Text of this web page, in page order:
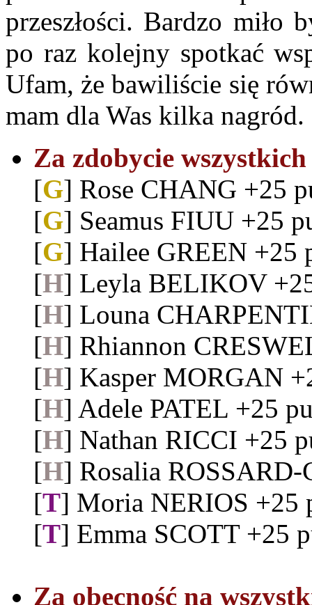
przeszłości. Bardzo miło
po raz kolejny spotkać
Ufam, że bawiliście się
mam dla Was kilka nagród.
Za zdobycie
[G] Rose CHANG +25
[G] Seamus FIUU +25
[G] Hailee GREEN +25
[H] Leyla BELIKOV
[H] Louna
[H] Rhiannon
[H] Kasper MORGAN
[H] Adele PATEL +25
[H] Nathan RICCI +25
[H] Rosalia
[T] Moria NERIOS +25
[T] Emma SCOTT +25
Za obecność na